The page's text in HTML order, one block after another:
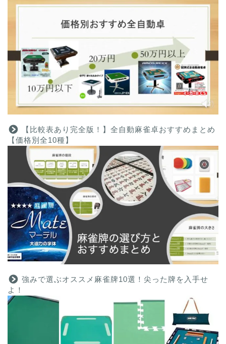
【比較表あり完全版！】全自動麻雀卓おすすめまとめ
【価格別全10種】
強みで選ぶオススメ麻雀牌10選！尖った牌を入手せ
よ！